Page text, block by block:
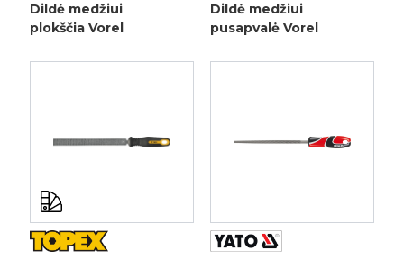
Dildė medžiui
plokščia Vorel
Dildė medžiui
pusapvalė Vorel